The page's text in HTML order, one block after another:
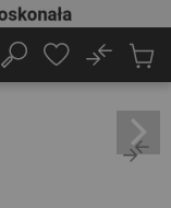
Szukaj
No